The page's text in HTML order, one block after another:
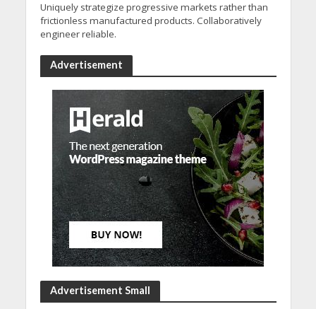
Uniquely strategize progressive markets rather than
frictionless manufactured products. Collaboratively
engineer reliable.
Advertisement
Advertisement Small